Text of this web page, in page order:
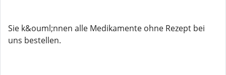
Sie k&ouml;nnen alle Medikamente ohne Rezept bei
uns bestellen.